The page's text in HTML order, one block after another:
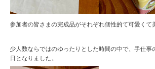
参加者の皆さまの完成品がそれぞれ個性的て可愛くて
少人数ならではのゆったりとした時間の中で、手仕事
日となりました。